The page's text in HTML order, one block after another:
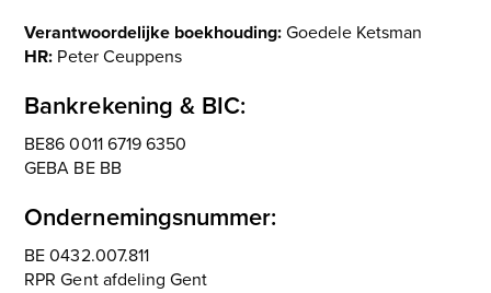
Verantwoordelijke boekhouding:Goedele Ketsman
HR: Peter Ceuppens
Bankrekening & BIC:
BE86 0011 6719 6350
GEBA BE BB
Ondernemingsnummer:
BE 0432.007.811
RPR Gent afdeling Gent